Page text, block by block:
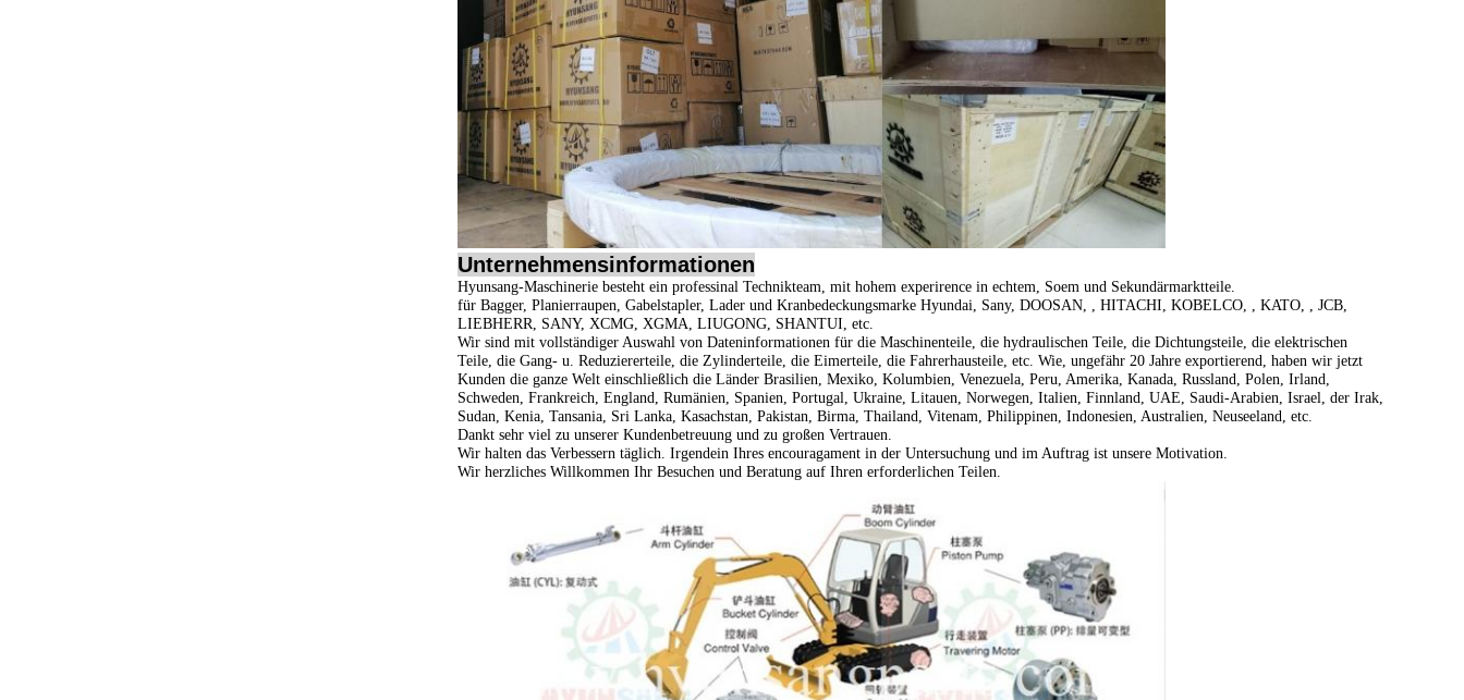
Unternehmensinformationen
Hyunsang-Maschinerie besteht ein professinal Technikteam, mit hohem experirence in echtem, Soem und Sekundärmarktteile.
für Bagger, Planierraupen, Gabelstapler, Lader und Kranbedeckungsmarke Hyundai, Sany, DOOSAN, , HITACHI, KOBELCO, , KATO, , JCB,
LIEBHERR, SANY, XCMG, XGMA, LIUGONG, SHANTUI, etc.
Wir sind mit vollständiger Auswahl von Dateninformationen für die Maschinenteile, die hydraulischen Teile, die Dichtungsteile, die elektrischen
Teile, die Gang- u. Reduziererteile, die Zylinderteile, die Eimerteile, die Fahrerhausteile, etc. Wie, ungefähr 20 Jahre exportierend, haben wir jetzt
Kunden die ganze Welt einschließlich die Länder Brasilien, Mexiko, Kolumbien, Venezuela, Peru, Amerika, Kanada, Russland, Polen, Irland,
Schweden, Frankreich, England, Rumänien, Spanien, Portugal, Ukraine, Litauen, Norwegen, Italien, Finnland, UAE, Saudi-Arabien, Israel, der Irak,
Sudan, Kenia, Tansania, Sri Lanka, Kasachstan, Pakistan, Birma, Thailand, Vitenam, Philippinen, Indonesien, Australien, Neuseeland, etc.
Dankt sehr viel zu unserer Kundenbetreuung und zu großen Vertrauen.
Wir halten das Verbessern täglich. Irgendein Ihres encouragament in der Untersuchung und im Auftrag ist unsere Motivation.
Wir herzliches Willkommen Ihr Besuchen und Beratung auf Ihren erforderlichen Teilen.